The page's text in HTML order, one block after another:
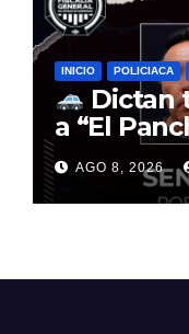
INICIO POLICIACA
Dictan
a “El
robo de
AGO 8, 2026